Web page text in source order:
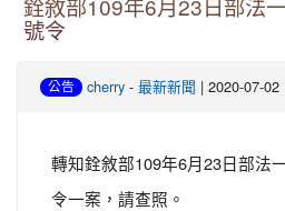
銓敘部109年6月23日部法
號令
公告 cherry - 最新新聞 | 2020-07-
轉知銓敘部109年6月23日部法
令一案，請查照。